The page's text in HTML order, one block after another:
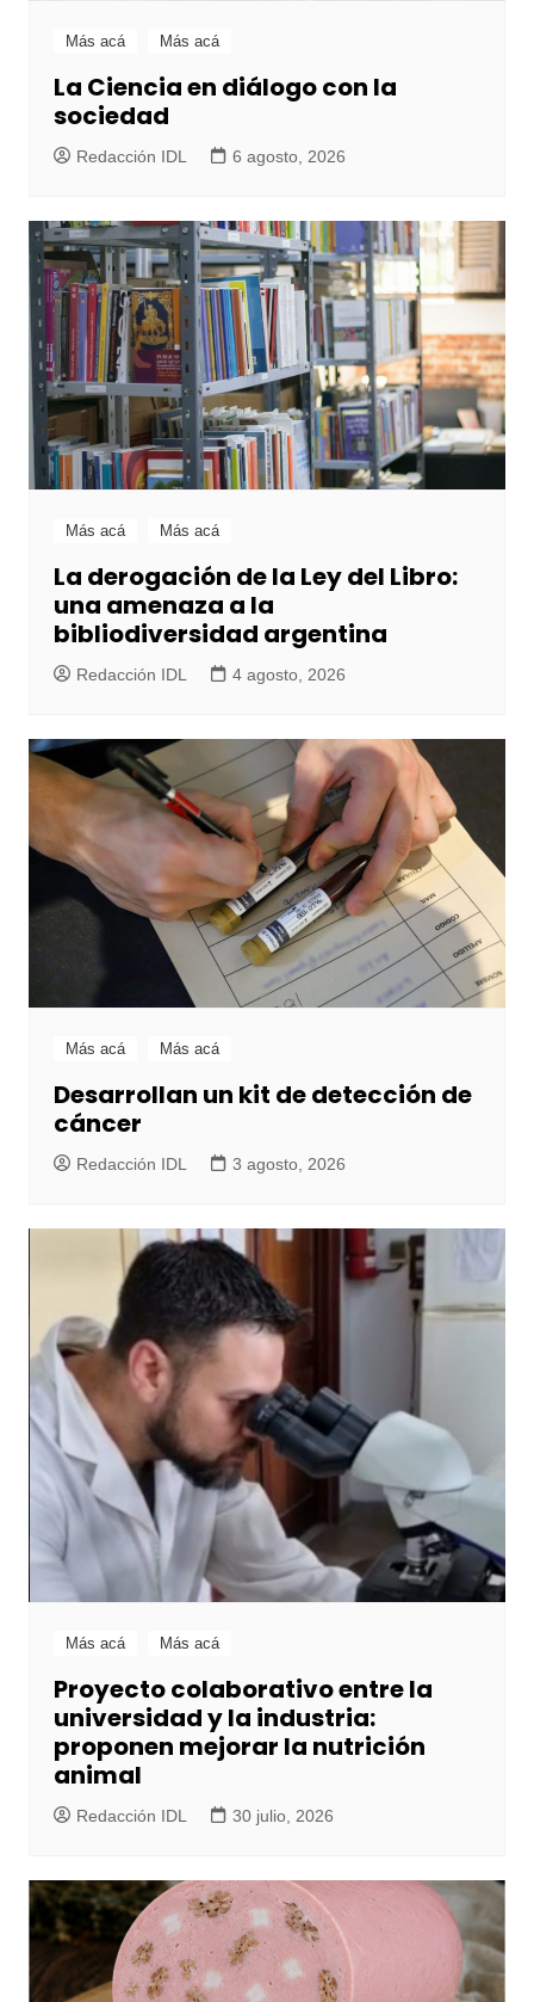
Más acá Más acá
La Ciencia en diálogo con la
sociedad
Redacción IDL 6 agosto, 2026
Más acá Más acá
La derogación de la Ley del Libro:
una amenaza a la
bibliodiversidad argentina
Redacción IDL 4 agosto, 2026
Más acá Más acá
Desarrollan un kit de detección de
cáncer
Redacción IDL 3 agosto, 2026
Más acá Más acá
Proyecto colaborativo entre la
universidad y la industria:
proponen mejorar la nutrición
animal
Redacción IDL 30 julio, 2026